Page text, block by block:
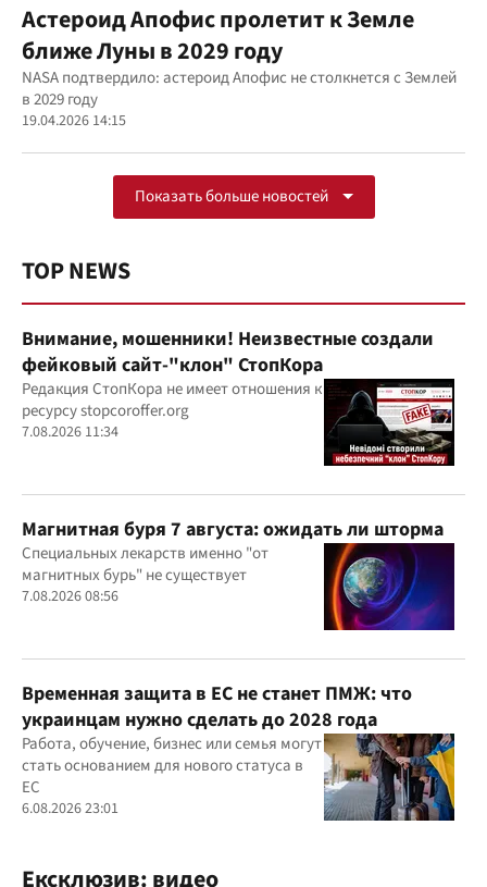
Астероид Апофис пролетит к Земле
ближе Луны в 2029 году
NASA подтвердило: астероид Апофис не столкнется с Землей
в 2029 году
19.04.2026 14:15
Показать больше новостей
TOP NEWS
Внимание, мошенники! Неизвестные создали
фейковый сайт-"клон" СтопКора
Редакция СтопКора не имеет отношения к
ресурсу stopcoroffer.org
7.08.2026 11:34
Магнитная буря 7 августа: ожидать ли шторма
Специальных лекарств именно "от
магнитных бурь" не существует
7.08.2026 08:56
Временная защита в ЕС не станет ПМЖ: что
украинцам нужно сделать до 2028 года
Работа, обучение, бизнес или семья могут
стать основанием для нового статуса в
ЕС
6.08.2026 23:01
Ексклюзив: видео